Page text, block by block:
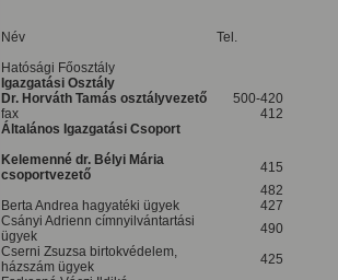
Név
Tel.
Hatósági Főosztály
Igazgatási Osztály
Dr. Horváth Tamás osztályvezető
500-420
fax
412
Általános Igazgatási Csoport
Kelemenné dr. Bélyi Mária
csoportvezető
415
482
Berta Andrea hagyatéki ügyek
427
Csányi Adrienn címnyilvántartási
ügyek
490
Cserni Zsuzsa birtokvédelem,
házszám ügyek
425